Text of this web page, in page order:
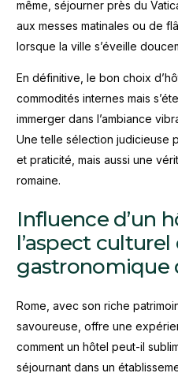
même, séjourner près du
aux messes matinales ou de
lorsque la ville s’éveille
En définitive, le bon choix
commodités internes mais
immerger dans l’ambiance
Une telle sélection judicieuse
et praticité, mais aussi une
romaine.
Influence d’un
l’aspect culturel
gastronomique
Rome, avec son riche
savoureuse, offre une
comment un hôtel peut-il
séjournant dans un